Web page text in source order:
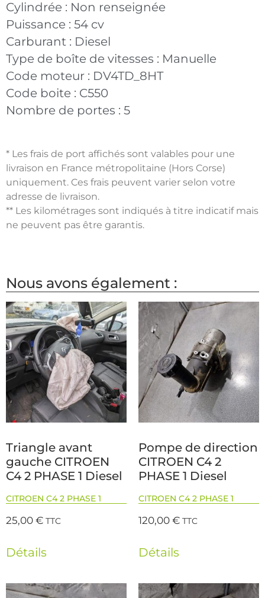
Cylindrée : Non renseignée
Puissance : 54 cv
Carburant : Diesel
Type de boîte de vitesses : Manuelle
Code moteur : DV4TD_8HT
Code boite : C550
Nombre de portes : 5
* Les frais de port affichés sont valables pour une
livraison en France métropolitaine (Hors Corse)
uniquement. Ces frais peuvent varier selon votre
adresse de livraison.
** Les kilométrages sont indiqués à titre indicatif mais
ne peuvent pas être garantis.
Nous avons également :
Triangle avant
gauche CITROEN
C4 2 PHASE 1 Diesel
CITROEN C4 2 PHASE 1
25,00€ TTC
Détails
Pompe de direction
CITROEN C4 2
PHASE 1 Diesel
CITROEN C4 2 PHASE 1
120,00€ TTC
Détails